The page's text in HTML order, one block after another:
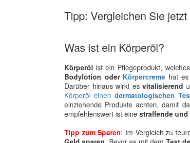
Tipp: Vergleichen Sie
Was ist ein Körperöl?
Körperöl ist ein Pflegeprodukt,
Bodylotion oder Körpercreme hat
Darüber hinaus wirkt esvitalisierend
Körperöl einen dermatologischen
einziehende Produkte achten, damit
empfehlenswert ist eine straffende
Tipp zum Sparen: Im Vergleich zu